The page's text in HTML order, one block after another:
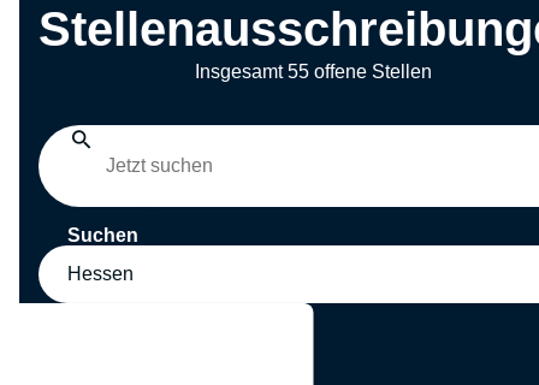
Insgesamt 55 offene Stellen
Suchen
Hessen